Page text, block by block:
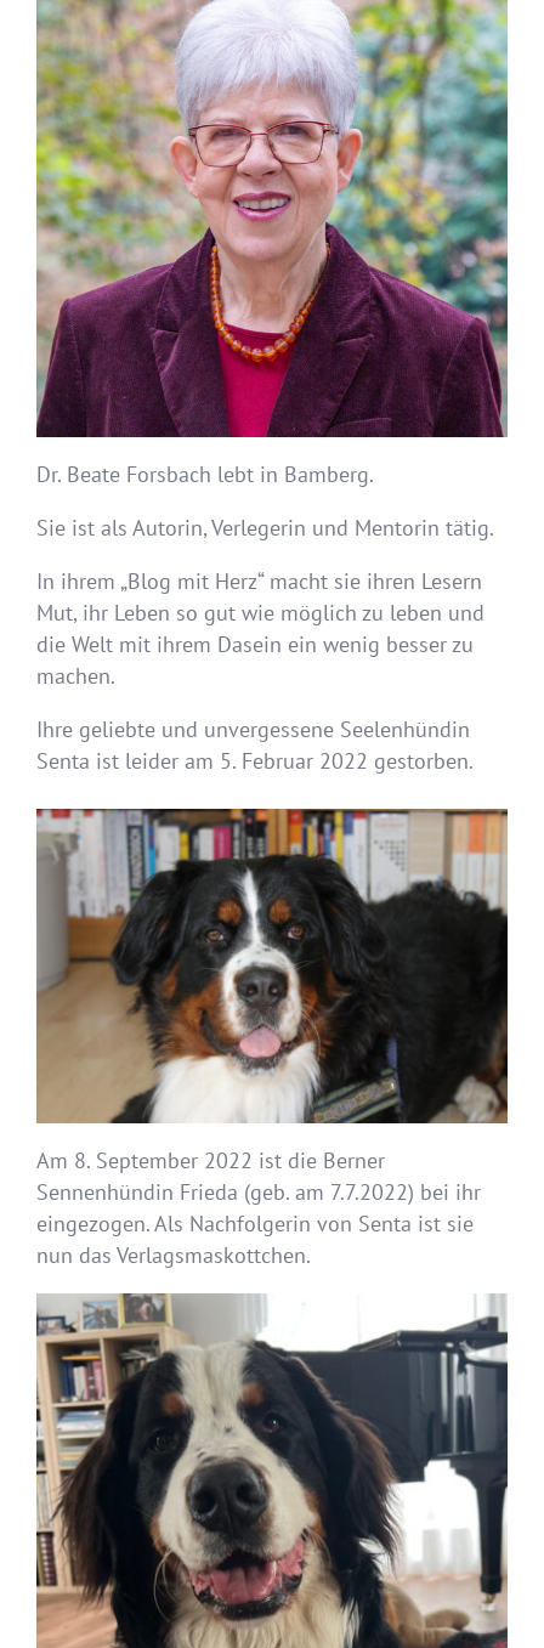
Dr. Beate Forsbach lebt in Bamberg.
Sie ist als Autorin, Verlegerin und Mentorin tätig.
In ihrem „Blog mit Herz“ macht sie ihren Lesern
Mut, ihr Leben so gut wie möglich zu leben und
die Welt mit ihrem Dasein ein wenig besser zu
machen.
Ihre geliebte und unvergessene Seelenhündin
Senta ist leider am 5. Februar 2022 gestorben.
Am 8. September 2022 ist die Berner
Sennenhündin Frieda (geb. am 7.7.2022) bei ihr
eingezogen. Als Nachfolgerin von Senta ist sie
nun das Verlagsmaskottchen.